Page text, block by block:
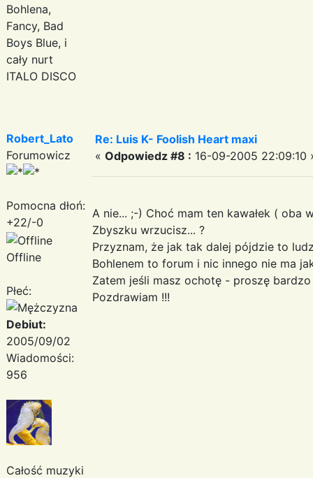
Bohlena,
Fancy, Bad
Boys Blue, i
cały nurt
ITALO DISCO
Robert_Lato
Forumowicz
Pomocna dłoń:
+22/-0
Offline
Płeć:
Debiut:
2005/09/02
Wiadomości:
956
Całość muzyki
Re: Luis K- Foolish Heart maxi
« Odpowiedz #8 : 16-09-2005 22:09:10
A nie... ;-) Choć mam ten kawałek ( oba
Zbyszku wrzucisz... ?
Przyznam, że jak tak dalej pójdzie to
Bohlenem to forum i nic innego nie ma
Zatem jeśli masz ochotę - proszę
Pozdrawiam !!!